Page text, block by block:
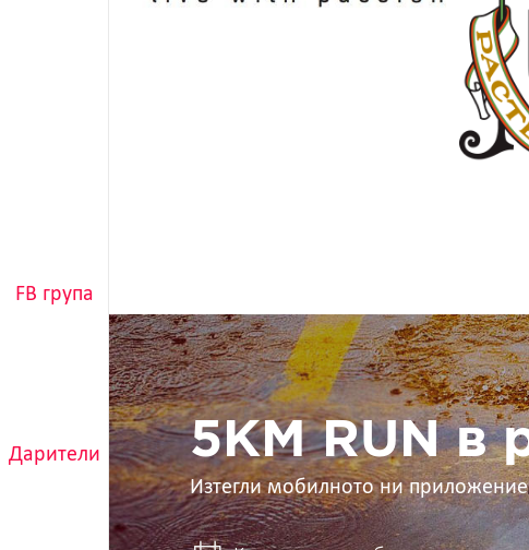
FB група
Дарители
5KM
RUN
в
ръцете
ти
5KM RUN в
Изтегли мобилното ни